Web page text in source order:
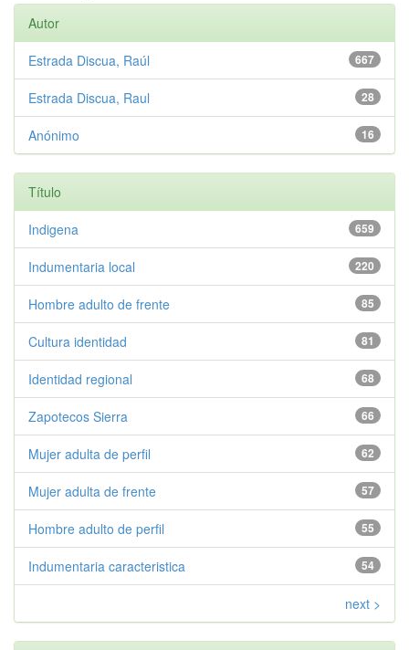
Autor
667
Estrada Discua, Raúl
28
Estrada Discua, Raul
16
Anónimo
Título
659
Indigena
220
Indumentaria local
85
Hombre adulto de frente
81
Cultura identidad
68
Identidad regional
66
Zapotecos Sierra
62
Mujer adulta de perfil
57
Mujer adulta de frente
55
Hombre adulto de perfil
54
Indumentaria caracteristica
next >